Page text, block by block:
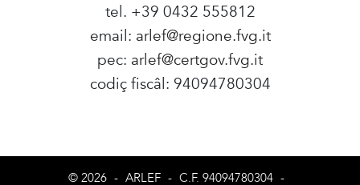
tel. +39 0432 555812
email: arlef@regione.fvg.it
pec: arlef@certgov.fvg.it
codiç fiscâl: 94094780304
© 2026 - ARLEF - C.F. 94094780304 -